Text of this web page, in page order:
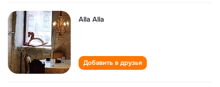
Alla Alla
Добавить в друзья